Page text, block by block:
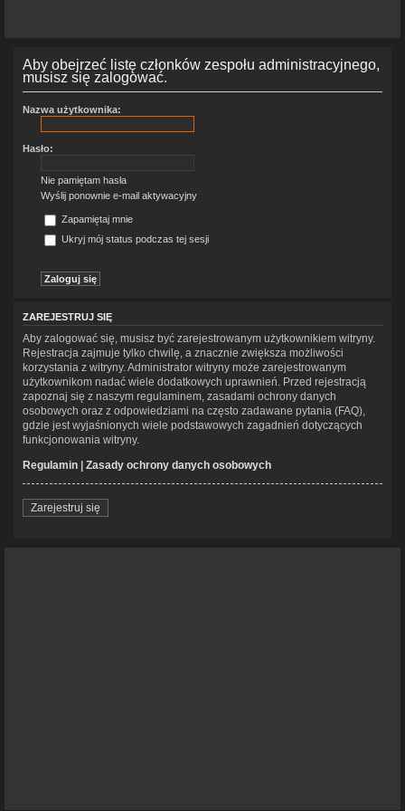
Aby obejrzeć listę członków zespołu administracyjnego,
musisz się zalogować.
Nazwa użytkownika:
Hasło:
Nie pamiętam hasła
Wyślij ponownie e-mail aktywacyjny
Zapamiętaj mnie
Ukryj mój status podczas tej sesji
ZAREJESTRUJ SIĘ
Aby zalogować się, musisz być zarejestrowanym użytkownikiem witryny.
Rejestracja zajmuje tylko chwilę, a znacznie zwiększa możliwości
korzystania z witryny. Administrator witryny może zarejestrowanym
użytkownikom nadać wiele dodatkowych uprawnień. Przed rejestracją
zapoznaj się z naszym regulaminem, zasadami ochrony danych
osobowych oraz z odpowiedziami na często zadawane pytania (FAQ),
gdzie jest wyjaśnionych wiele podstawowych zagadnień dotyczących
funkcjonowania witryny.
Regulamin | Zasady ochrony danych osobowych
Zarejestruj się